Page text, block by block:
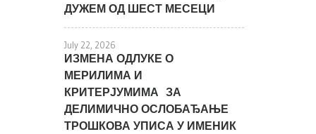
ДУЖЕМ ОД ШЕСТ МЕСЕЦИ
July 22, 2026
ИЗМЕНА ОДЛУКЕ О
МЕРИЛИМА И
КРИТЕРЈУМИМА ЗА
ДЕЛИМИЧНО ОСЛОБАЂАЊЕ
ТРОШКОВА УПИСА У ИМЕНИК